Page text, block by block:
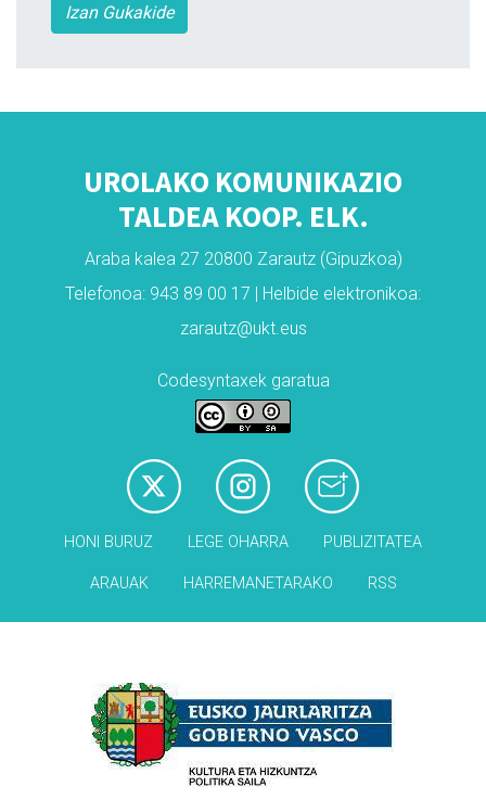
Izan Gukakide
UROLAKO KOMUNIKAZIO
TALDEA KOOP. ELK.
Araba kalea 27 20800 Zarautz (Gipuzkoa)
Telefonoa: 943 89 00 17 | Helbide elektronikoa:
zarautz@ukt.eus
Codesyntaxek garatua
HONI BURUZ LEGE OHARRA PUBLIZITATEA
ARAUAK HARREMANETARAKO RSS